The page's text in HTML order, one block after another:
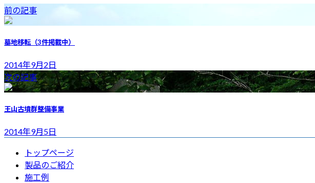
前の記事
墓地移転（3件掲載中）
2014年9月2日
次の記事
王山古墳群整備事業
2014年9月5日
トップページ
製品のご紹介
施工例